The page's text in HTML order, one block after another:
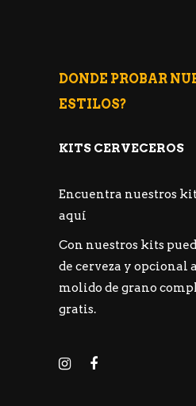
DONDE PROBAR
ESTILOS?
KITS CERVECEROS
Encuentra nuestros
aquí
Con nuestros kits
de cerveza y opcional
molido de grano
gratis.